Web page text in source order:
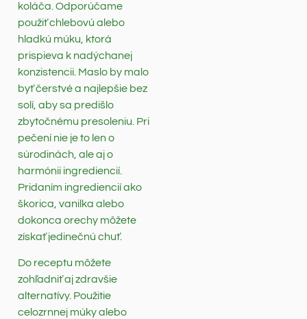
koláča. Odporúčame
použiť chlebovú alebo
hladkú múku, ktorá
prispieva k nadýchanej
konzistencii. Maslo by malo
byť čerstvé a najlepšie bez
solí, aby sa predišlo
zbytočnému presoleniu. Pri
pečení nie je to len o
súrodinách, ale aj o
harmónii ingrediencií.
Pridaním ingrediencií ako
škorica, vanilka alebo
dokonca orechy môžete
získať jedinečnú chuť.
Do receptu môžete
zohľadniť aj zdravšie
alternatívy. Použitie
celozrnnej múky alebo